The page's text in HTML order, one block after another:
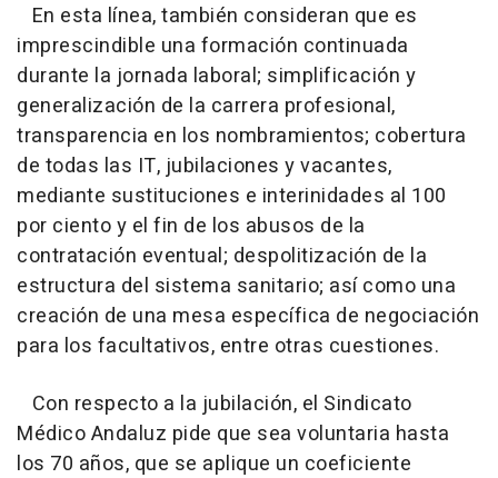
En esta línea, también consideran que es
imprescindible una formación continuada
durante la jornada laboral; simplificación y
generalización de la carrera profesional,
transparencia en los nombramientos; cobertura
de todas las IT, jubilaciones y vacantes,
mediante sustituciones e interinidades al 100
por ciento y el fin de los abusos de la
contratación eventual; despolitización de la
estructura del sistema sanitario; así como una
creación de una mesa específica de negociación
para los facultativos, entre otras cuestiones.
Con respecto a la jubilación, el Sindicato
Médico Andaluz pide que sea voluntaria hasta
los 70 años, que se aplique un coeficiente